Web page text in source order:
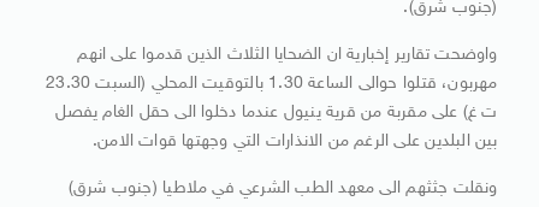
(جنوب شرق).
واوضحت تقارير إخبارية ان الضحايا الثلاث الذين قدموا على انهم
مهربون، قتلوا حوالى الساعة 1.30 بالتوقيت المحلي (السبت 23.30
ت غ) على مقربة من قرية ينيول عندما دخلوا الى حقل الغام يفصل
بين البلدين على الرغم من الانذارات التي وجهتها قوات الامن.
ونقلت جثثهم الى معهد الطب الشرعي في ملاطيا (جنوب شرق)